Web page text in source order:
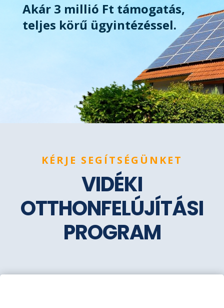
Akár 3 millió Ft támogatás,
teljes körű ügyintézéssel.
KÉRJE SEGÍTSÉGÜNKET
VIDÉKI
OTTHONFELÚJÍTÁSI
PROGRAM